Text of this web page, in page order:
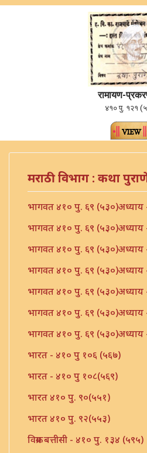
रामायण-
४१० पु. १२१
मराठी विभाग : कथा
भागवत ४१० पु. ६९ (५३०)अध्याय
भागवत ४१० पु. ६९ (५३०)अध्याय
भागवत ४१० पु. ६९ (५३०)अध्याय
भागवत ४१० पु. ६९ (५३०)अध्याय
भागवत ४१० पु. ६९ (५३०)अध्याय
भागवत ४१० पु. ६९ (५३०)अध्याय
भागवत ४१० पु. ६९ (५३०)अध्याय
भारत - ४१० पु १०६ (५६७)
भारत - ४१० पु १०८(५६९)
भारत ४१० पु. ९०(५५१)
भारत ४१० पु. ९२(५५३)
विक्रम बत्तीसी - ४१० पु. १३४ (५९५)